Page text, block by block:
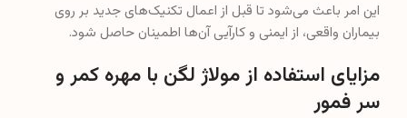
این امر باعث می‌شود تا قبل از اعمال تکنیک‌های جدید بر روی
بیماران واقعی، از ایمنی و کارآیی آن‌ها اطمینان حاصل شود.
مزایای استفاده از مولاژ لگن با مهره کمر و
سر فمور